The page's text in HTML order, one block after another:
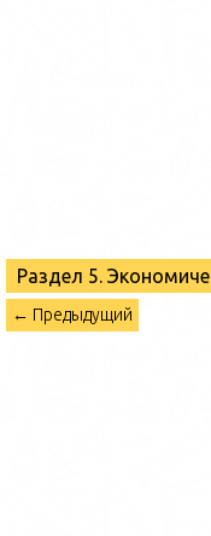
Раздел 5.
← Предыдущий